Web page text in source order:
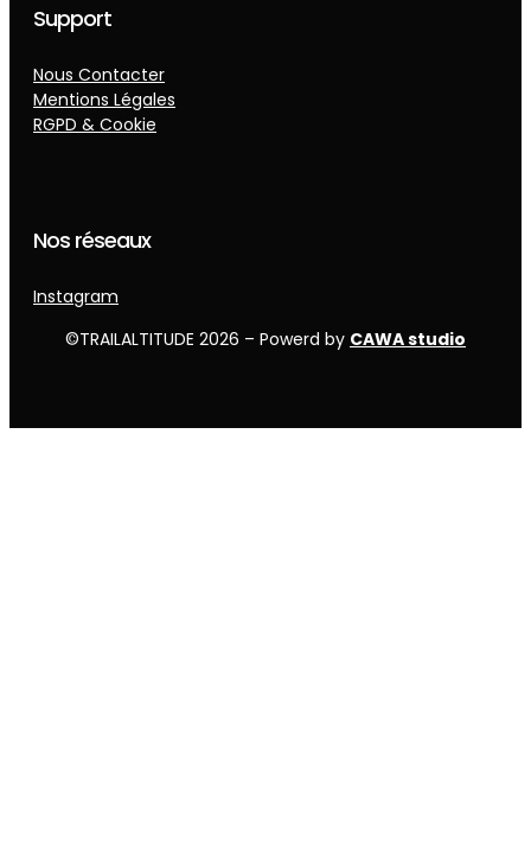
Support
Nous Contacter
Mentions Légales
RGPD & Cookie
Nos réseaux
Instagram
©TRAILALTITUDE 2026 – Powerd by CAWA studio